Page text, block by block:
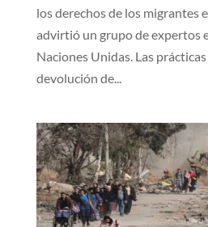
los derechos de los migrantes
advirtió un grupo de expertos
Naciones Unidas. Las
devolución de...